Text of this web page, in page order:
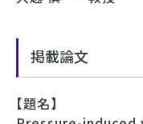
掲載論文
【題名】